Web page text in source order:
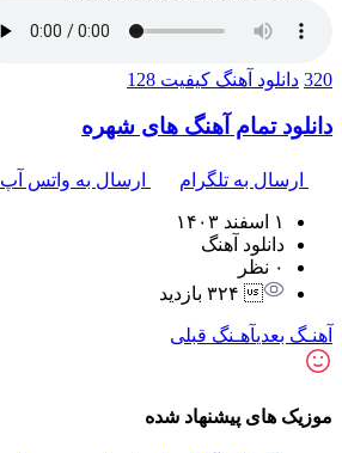
320 دانلود آهنگ کیفیت 128
دانلود تمام آهنگ های شهره
ارسال به تلگرام ارسال به واتس آپ
۱ اسفند ۱۴۰۳
دانلود آهنگ
۰ نظر
۳۲۴ بازدید
آهنـگ بعدیآهـنگ قبلی
موزیک های پیشنهاد شده